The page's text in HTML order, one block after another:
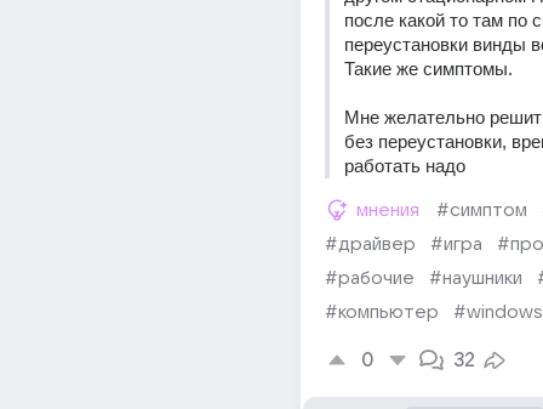
после какой то там по
переустановки винды
Такие же симптомы.
Мне желательно
без переустановки,
работать надо
мнения #симптом
#драйвер
#игра
#рабочие
#наушники
#компьютер
#windows
0 32